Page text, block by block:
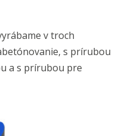
v troch
s prírubou
a s prírubou pre